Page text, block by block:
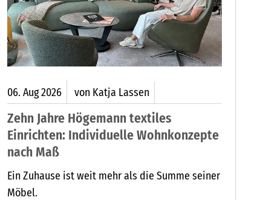
06. Aug2026 von Katja Lassen
Zehn Jahre Högemann textiles
Einrichten: Individuelle Wohnkonzepte
nach Maß
Ein Zuhause ist weit mehr als die Summe seiner
Möbel.